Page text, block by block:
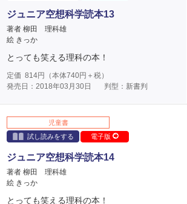
ジュニア空想科学読本13
著者 柳田 理科雄
絵 きっか
とっても笑える理科の本！
定価 814円（本体740円＋税）
発売日：2018年03月30日
判型：新書判
児童書
試し読みをする
電子版
ジュニア空想科学読本14
著者 柳田 理科雄
絵 きっか
とっても笑える理科の本！